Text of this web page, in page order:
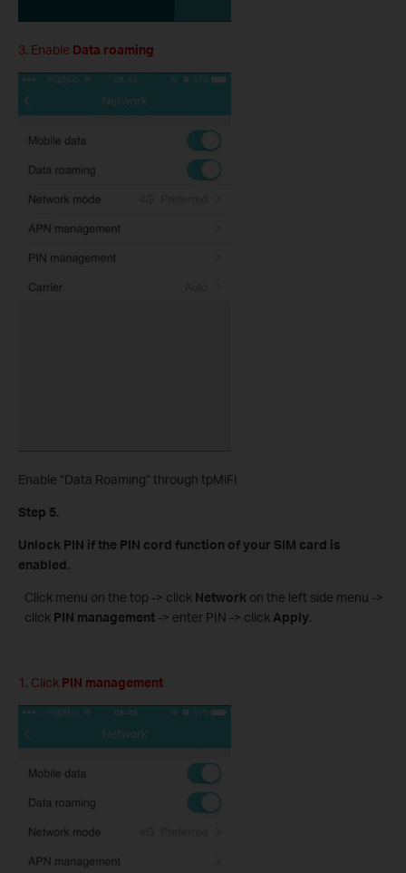
3. Enable Data roaming
Enable “Data Roaming” through tpMiFi
Step 5.
Unlock PIN if the PIN cord function of your SIM card is
enabled.
Click menu on the top -> click Network on the left side menu ->
click PIN management -> enter PIN -> click Apply.
1. Click PIN management